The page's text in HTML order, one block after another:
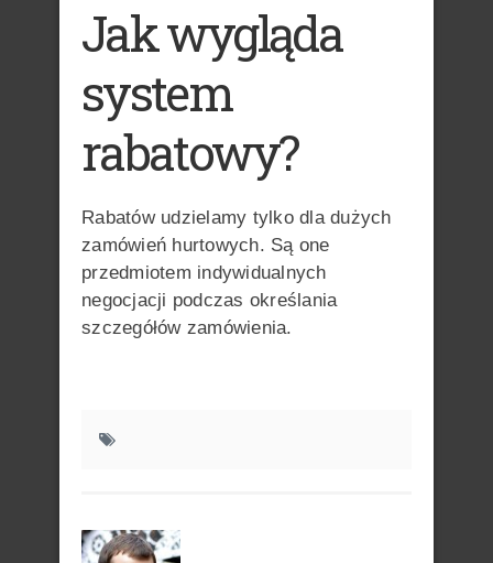
Jak wygląda
system
rabatowy?
Rabatów udzielamy tylko dla dużych
zamówień hurtowych. Są one
przedmiotem indywidualnych
negocjacji podczas określania
szczegółów zamówienia.